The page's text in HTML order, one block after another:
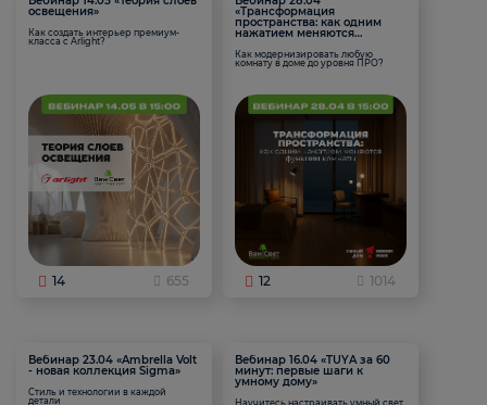
освещения»
Как создать интерьер премиум-
класса с Arlight?
14 655
«Трансформация
пространства: как одним
нажатием меняются
Как модернизировать любую
комнату в доме до уровня ПРО?
12 1014
Вебинар 23.04 «Ambrella Volt
- новая коллекция Sigma»
Стиль и технологии в каждой
детали
Вебинар 16.04 «TUYA за 60
минут: первые шаги к
умному дому»